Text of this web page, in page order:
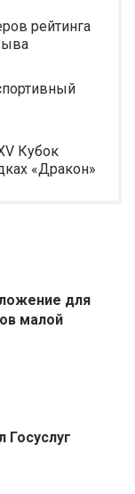
рейтинга
Кубок
«Дракон»
для
малой